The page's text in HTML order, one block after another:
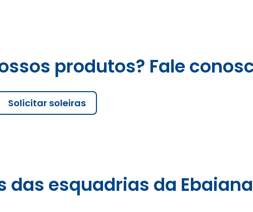
produtos? Fale
Solicitar soleiras
das esquadrias da Ebaiana